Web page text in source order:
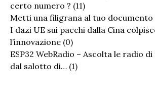
certo numero ? (11)
Metti una filigrana al tuo
I dazi UE sui pacchi dalla Cina
l’innovazione (0)
ESP32 WebRadio – Ascolta le radio
dal salotto di… (1)